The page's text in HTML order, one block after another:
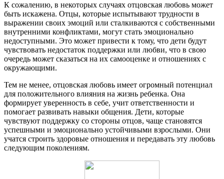
К сожалению, в некоторых случаях отцовская любовь может
быть искажена. Отцы, которые испытывают трудности в
выражении своих эмоций или сталкиваются с собственными
внутренними конфликтами, могут стать эмоционально
недоступными. Это может привести к тому, что дети будут
чувствовать недостаток поддержки или любви, что в свою
очередь может сказаться на их самооценке и отношениях с
окружающими.
Тем не менее, отцовская любовь имеет огромный потенциал
для положительного влияния на жизнь ребенка. Она
формирует уверенность в себе, учит ответственности и
помогает развивать навыки общения. Дети, которые
чувствуют поддержку со стороны отцов, чаще становятся
успешными и эмоционально устойчивыми взрослыми. Они
учатся строить здоровые отношения и передавать эту любовь
следующим поколениям.